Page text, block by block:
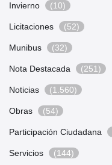
Invierno (10)
Licitaciones (52)
Munibus (32)
Nota Destacada (251)
Noticias (1.560)
Obras (54)
Participación Ciudadana
Servicios (144)